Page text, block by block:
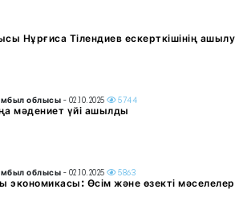
Нұрғиса Тілендиев ескерткішінің
облысы - 02.10.2025 5744
мәдениет үйі ашылды
облысы - 02.10.2025 5863
экономикасы: Өсім және өзекті мәселелер